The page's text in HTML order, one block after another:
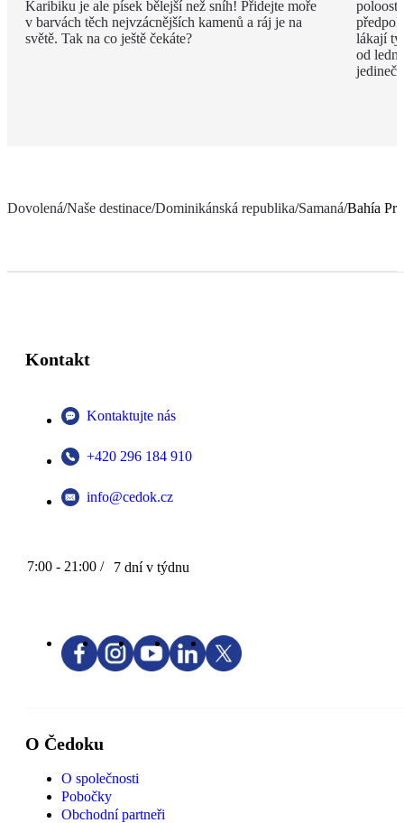
Karibiku je ale písek bělejší než sníh! Přidejte moře
v barvách těch nejvzácnějších kamenů a ráj je na
světě. Tak na co ještě čekáte?
lákají
od
Dovolená/Naše destinace/Dominikánská republika/Samaná/Bahía
Kontakt
Kontaktujte nás
+420 296 184 910
info@cedok.cz
7:00 - 21:00 / 7 dní v týdnu
O Čedoku
O společnosti
Pobočky
Obchodní partneři